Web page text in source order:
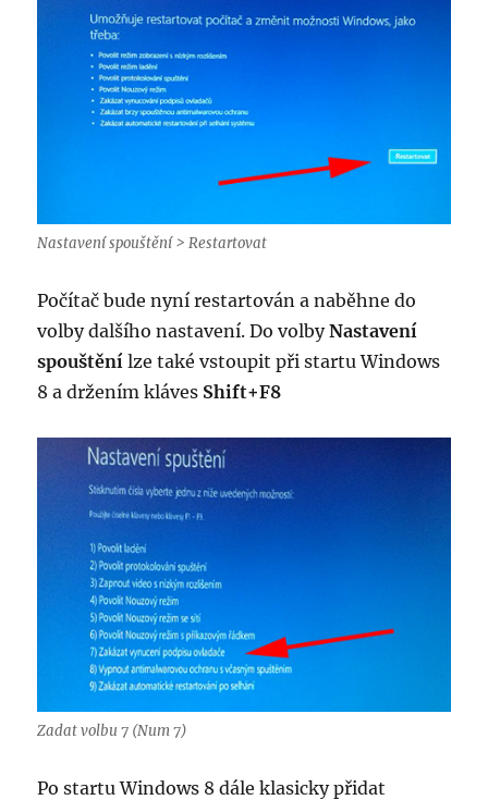
Nastavení spouštění > Restartovat
Počítač bude nyní restartován a naběhne do
volby dalšího nastavení. Do volbyNastavení
spouštění lze také vstoupit při startu Windows
8 a držením kláves Shift+F8
Zadat volbu 7 (Num 7)
Po startu Windows 8 dále klasicky přidat